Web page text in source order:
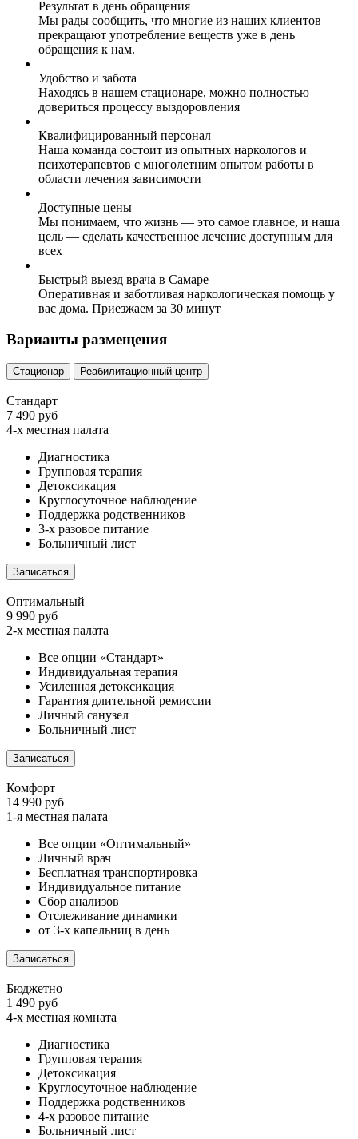
Результат в день обращения
Мы рады сообщить, что многие из наших клиентов
прекращают употребление веществ уже в день
обращения к нам.
Удобство и забота
Находясь в нашем стационаре, можно полностью
довериться процессу выздоровления
Квалифицированный персонал
Наша команда состоит из опытных наркологов и
психотерапевтов с многолетним опытом работы в
области лечения зависимости
Доступные цены
Мы понимаем, что жизнь — это самое главное, и наша
цель — сделать качественное лечение доступным для
всех
Быстрый выезд врача в Самаре
Оперативная и заботливая наркологическая помощь у
вас дома. Приезжаем за 30 минут
Варианты размещения
Стационар Реабилитационный центр
Стандарт
7 490 руб
4-х местная палата
Диагностика
Групповая терапия
Детоксикация
Круглосуточное наблюдение
Поддержка родственников
3-х разовое питание
Больничный лист
Записаться
Оптимальный
9 990 руб
2-х местная палата
Все опции «Стандарт»
Индивидуальная терапия
Усиленная детоксикация
Гарантия длительной ремиссии
Личный санузел
Больничный лист
Записаться
Комфорт
14 990 руб
1-я местная палата
Все опции «Оптимальный»
Личный врач
Бесплатная транспортировка
Индивидуальное питание
Сбор анализов
Отслеживание динамики
от 3-х капельниц в день
Записаться
Бюджетно
1 490 руб
4-х местная комната
Диагностика
Групповая терапия
Детоксикация
Круглосуточное наблюдение
Поддержка родственников
4-х разовое питание
Больничный лист